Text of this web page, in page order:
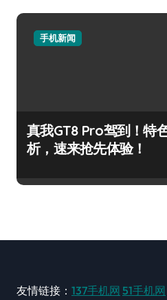
手机新闻
真我GT8 Pro驾到！特
析，速来抢先体验！
友情链接： 137手机网 51手机网